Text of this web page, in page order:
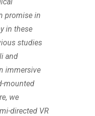
promise in
in these
studies
and
immersive
mounted
we
directed VR